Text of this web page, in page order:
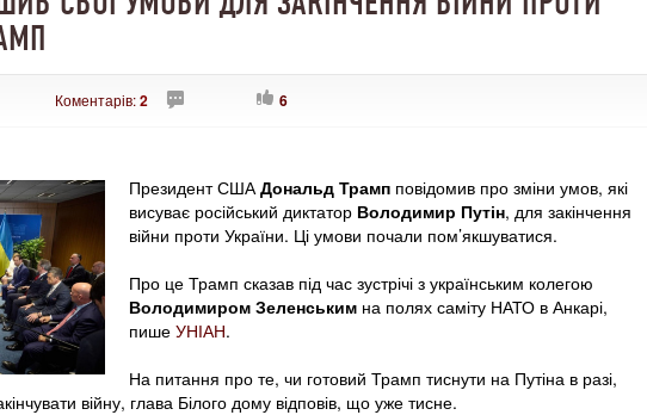
Коментарів:2 6
Президент СШАДональд Трамп повідомив про зміни умов, які
висуває російський диктатор Володимир Путін, для закінчення
війни проти України. Ці умови почали пом’якшуватися.
Про це Трамп сказав під час зустрічі з українським колегою
Володимиром Зеленським на полях саміту НАТО в Анкарі,
пише УНІАН.
На питання про те, чи готовий Трамп тиснути на Путіна в разі,
війну, глава Білого дому відповів, що уже тисне.